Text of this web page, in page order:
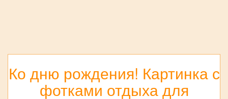
Ко дню рождения! Картинка с
фотками отдыха для